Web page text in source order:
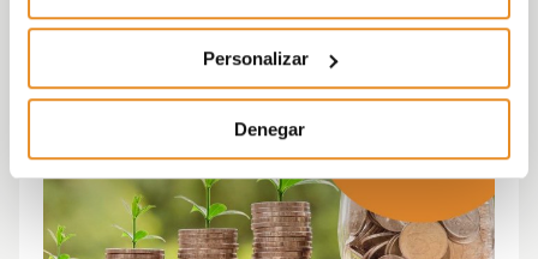
Personalizar
Denegar